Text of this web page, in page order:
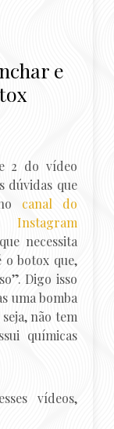
e
2 do vídeo
dúvidas que
canal do
Instagram
necessita
o botox que,
Digo isso
uma bomba
não tem
químicas
vídeos,